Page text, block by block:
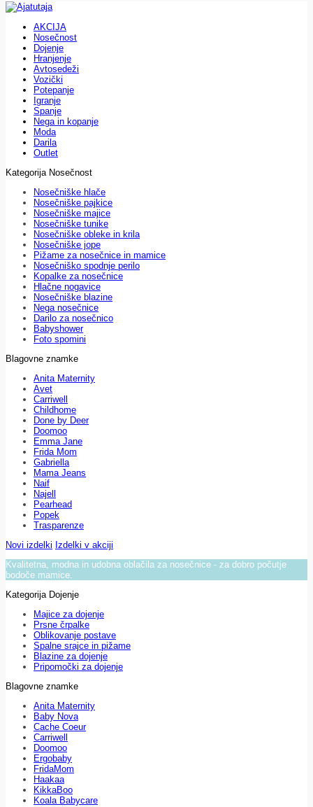
AKCIJA
Nosečnost
Dojenje
Hranjenje
Avtosedeži
Vozički
Potepanje
Igranje
Spanje
Nega in kopanje
Moda
Darila
Outlet
Kategorija Nosečnost
Nosečniške hlače
Nosečniške pajkice
Nosečniške majice
Nosečniške tunike
Nosečniške obleke in krila
Nosečniške jope
Pižame za nosečnice in mamice
Nosečniško spodnje perilo
Kopalke za nosečnice
Hlačne nogavice
Nosečniške blazine
Nega nosečnice
Darilo za nosečnico
Babyshower
Foto spomini
Blagovne znamke
Anita Maternity
Avet
Carriwell
Childhome
Done by Deer
Doomoo
Emma Jane
Frida Mom
Gabriella
Mama Jeans
Naif
Najell
Pearhead
Popek
Trasparenze
Novi izdelki Izdelki v akciji
Kvalitetna, modna in udobna oblačila za nosečnice - za dobro počutje
bodoče mamice.
Kategorija Dojenje
Majice za dojenje
Prsne črpalke
Oblikovanje postave
Spalne srajce in pižame
Blazine za dojenje
Pripomočki za dojenje
Blagovne znamke
Anita Maternity
Baby Nova
Cache Coeur
Carriwell
Doomoo
Ergobaby
FridaMom
Haakaa
KikkaBoo
Koala Babycare